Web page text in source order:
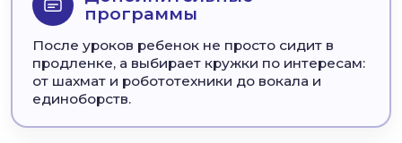
программы
После уроков ребенок не просто сидит в
продленке, а выбирает кружки по интересам:
от шахмат и робототехники до вокала и
единоборств.